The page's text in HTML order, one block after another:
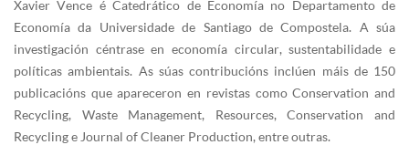
Xavier Vence é Catedrático de Economía no Departamento de
Economía da Universidade de Santiago de Compostela. A súa
investigación céntrase en economía circular, sustentabilidade e
políticas ambientais. As súas contribucións inclúen máis de 150
publicacións que apareceron en revistas como Conservation and
Recycling, Waste Management, Resources, Conservation and
Recycling e Journal of Cleaner Production, entre outras.